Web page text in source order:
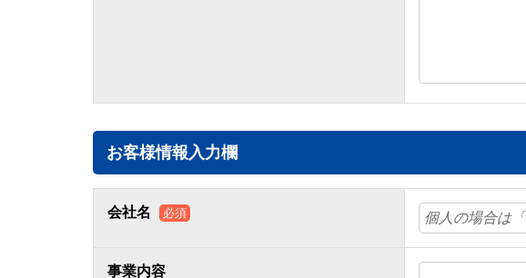
お客様情報入力欄
会社名 必須
事業内容